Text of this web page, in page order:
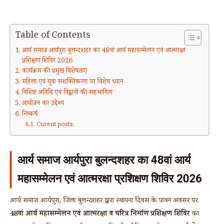
Table of Contents
आर्य समाज आर्यपुरा बुलन्दशहर का 48वां आर्य महासम्मेलन एवं आत्मरक्षा
प्रशिक्षण शिविर 2026
कार्यक्रम की प्रमुख विशेषताएं
महिला एवं युवा सशक्तिकरण पर विशेष ध्यान
विशिष्ट अतिथि एवं विद्वानों की सहभागिता
आयोजन का उद्देश्य
निष्कर्ष
Curent posts:
आर्य समाज आर्यपुरा बुलन्दशहर का 48वां आर्य
महासम्मेलन एवं आत्मरक्षा प्रशिक्षण शिविर 2026
आर्य समाज आर्यपुरा, जिला बुलन्दशहर द्वारा स्थापना दिवस के पावन अवसर पर
48वां आर्य महासम्मेलन एवं आत्मरक्षा व चरित्र निर्माण प्रशिक्षण शिविरका